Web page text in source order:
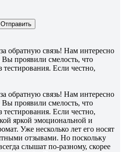
Отправить
обратную связь! Нам интересно
проявили смелость, что
тестирования. Если честно,
обратную связь! Нам интересно
проявили смелость, что
тестирования. Если честно,
яркой эмоциональной и
Уже несколько лет его носят
отзывами. Но поскольку
слышат по-разному, скорее